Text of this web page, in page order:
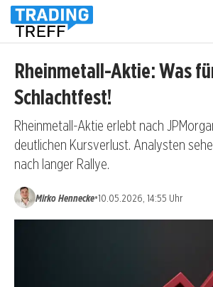
Rheinmetall-Aktie: Was
Schlachtfest!
Rheinmetall-Aktie erlebt nach
deutlichen Kursverlust. Analysten
nach langer Rallye.
Mirko Hennecke•10.05.2026, 14:55 Uhr